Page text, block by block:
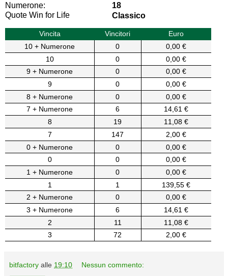
Numerone:
18
Quote Win for Life
Classico
Vincita Vincitori
Euro
10 + Numerone
0
0,00 €
10
0
0,00 €
9 + Numerone
0
0,00 €
9
0
0,00 €
8 + Numerone
0
0,00 €
7 + Numerone
6
14,61 €
8
19
11,08 €
7
147
2,00 €
0 + Numerone
0
0,00 €
0
0
0,00 €
1 + Numerone
0
0,00 €
1
1
139,55 €
2 + Numerone
0
0,00 €
3 + Numerone
6
14,61 €
2
11
11,08 €
3
72 2,00 €
bitfactory alle 19:10 Nessun commento: